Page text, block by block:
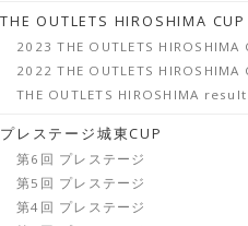
THE OUTLETS HIROSHIMA CUP
2023 THE OUTLETS HIROSHIMA
2022 THE OUTLETS HIROSHIMA
THE OUTLETS HIROSHIMA result
プレステージ城東CUP
第6回 プレステージ
第5回 プレステージ
第4回 プレステージ